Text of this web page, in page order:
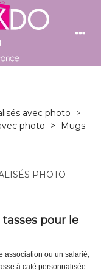
avec photo
>
photo
>
Mugs
PHOTO
pour le
association ou un salarié,
à café personnalisée.